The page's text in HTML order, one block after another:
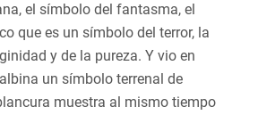
el símbolo del fantasma, el
que es un símbolo del terror, la
y de la pureza. Y vio en
un símbolo terrenal de
muestra al mismo tiempo